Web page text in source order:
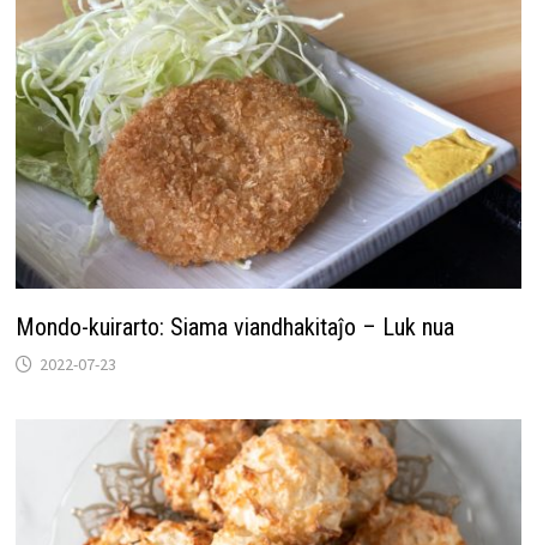
Mondo-kuirarto: Siama viandhakitaĵo – Luk nua
2022-07-23